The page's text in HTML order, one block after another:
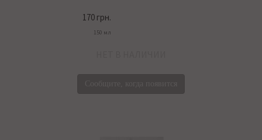
170 грн.
150 мл